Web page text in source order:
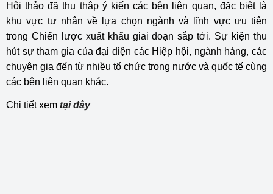
Hội thảo đã thu thập ý kiến các bên liên quan, đặc biệt là
khu vực tư nhân về lựa chọn ngành và lĩnh vực ưu tiên
trong Chiến lược xuất khẩu giai đoạn sắp tới. Sự kiện thu
hút sự tham gia của đại diện các Hiệp hội, ngành hàng, các
chuyên gia đến từ nhiều tổ chức trong nước và quốc tế cùng
các bên liên quan khác.
Chi tiết xem tại đây